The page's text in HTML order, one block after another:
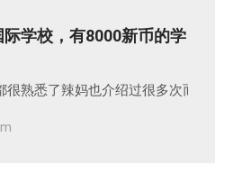
学校，有8000新币的学
很熟悉了辣妈也介绍过很多次而且